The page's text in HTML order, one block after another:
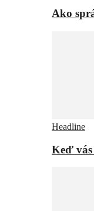
Ako
Headline
Keď